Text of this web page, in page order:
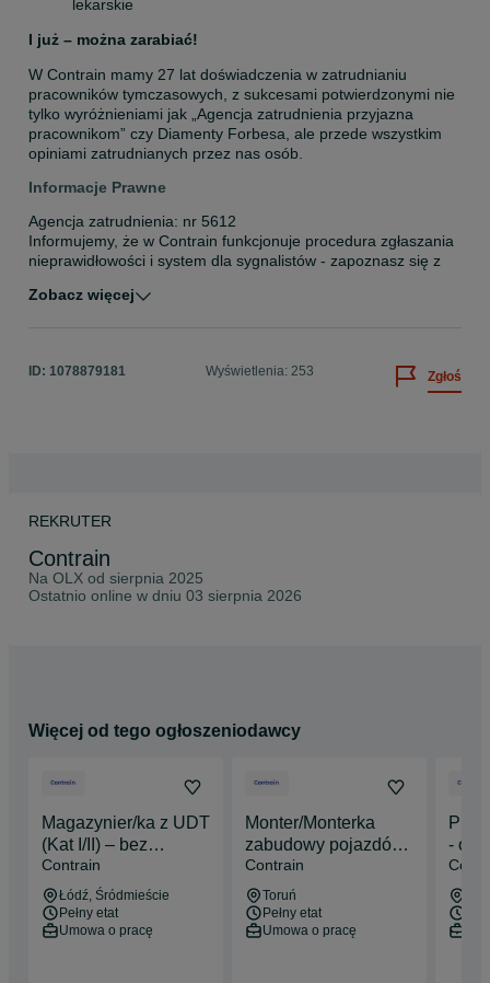
lekarskie
I już – można zarabiać!
W Contrain mamy 27 lat doświadczenia w zatrudnianiu
pracowników tymczasowych, z sukcesami potwierdzonymi nie
tylko wyróżnieniami jak „Agencja zatrudnienia przyjazna
pracownikom” czy Diamenty Forbesa, ale przede wszystkim
opiniami zatrudnianych przez nas osób.
Informacje Prawne
Agencja zatrudnienia: nr 5612
Informujemy, że w Contrain funkcjonuje procedura zgłaszania
nieprawidłowości i system dla sygnalistów - zapoznasz się z
Jako administrator danych informujemy, że Pana/Pani dane
Przetwarzanie danych następuje na podstawie art. 6 ust. 1
pkt. a) i c) Rozporządzenia Parlamentu Europejskiego i Rady
swoich danych i ich poprawiania, usunięcia lub ograniczenia
do przenoszenia danych. Ponadto każdy ma prawo do
wniesienia skargi do Prezesa Urzędu Ochrony Danych
Osobowych na niezgodne z prawem przetwarzanie danych
Zobacz więcej
ID: 1078879181 Wyświetlenia: 253 Zgłoś
REKRUTER
Contrain
Na OLX od sierpnia 2025
Ostatnio online w dniu 03 sierpnia 2026
Więcej od tego ogłoszeniodawcy
Magazynier/ka z UDT
(Kat I/II) – bez
doświadczenia | po
kursie
Contrain
Łódź, Śródmieście
Pełny etat
Umowa o pracę
Monter/Monterka
zabudowy pojazdów
specjalistycznych
Contrain
Toruń
Pełny etat
Umowa o pracę
- od